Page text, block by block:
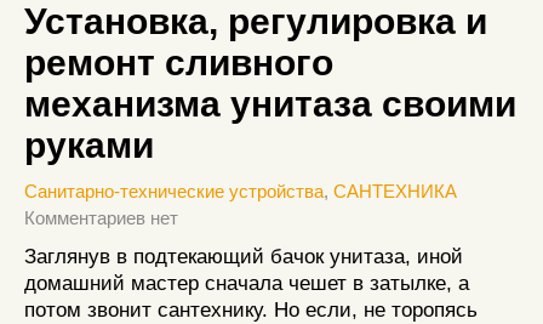
Установка, регулировка и
ремонт сливного
механизма унитаза своими
руками
Санитарно-технические устройства, САНТЕХНИКА
Комментариев нет
Заглянув в подтекающий бачок унитаза, иной
домашний мастер сначала чешет в затылке, а
потом звонит сантехнику. Но если, не торопясь